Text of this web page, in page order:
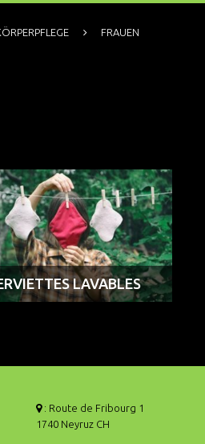
FRAUEN
LAVABLES
: Route de Fribourg 1
1740 Neyruz CH